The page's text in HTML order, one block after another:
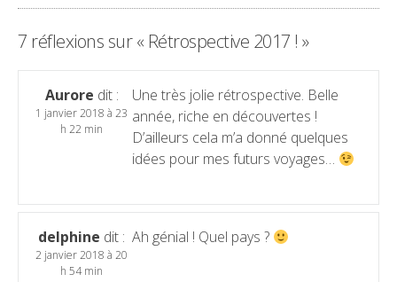
7 réflexions sur « Rétrospective 2017 ! »
Aurore dit :
1 janvier 2018 à 23
h 22 min
Une très jolie rétrospective. Belle
année, riche en découvertes !
D’ailleurs cela m’a donné quelques
idées pour mes futurs voyages…
delphine dit :
2 janvier 2018 à 20
h 54 min
Ah génial ! Quel pays ?